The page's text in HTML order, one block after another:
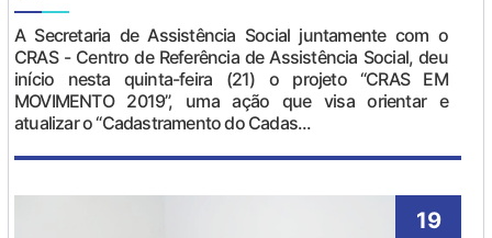
A Secretaria de Assistência Social juntamente com o
CRAS - Centro de Referência de Assistência Social, deu
início nesta quinta-feira (21) o projeto “CRAS EM
MOVIMENTO 2019”, uma ação que visa orientar e
atualizar o “Cadastramento do Cadas...
19